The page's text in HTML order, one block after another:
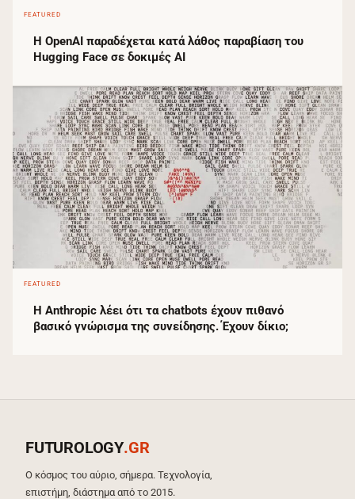
FEATURED
Η OpenAI παραδέχεται κατά λάθος παραβίαση του
Hugging Face σε δοκιμές AI
FEATURED
Η Anthropic λέει ότι τα chatbots έχουν πιθανό
βασικό γνώρισμα της συνείδησης. Έχουν δίκιο;
FUTUROLOGY.GR
Ο κόσμος του αύριο, σήμερα. Τεχνολογία,
επιστήμη, διάστημα από το 2015.